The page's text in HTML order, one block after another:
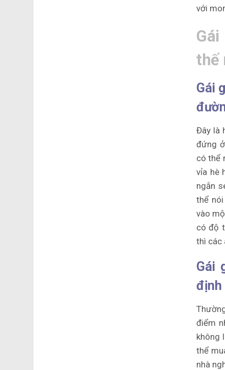
với
thế
Gái
Đây là
đứng
có thể
vỉa hè
ngắn
thể
vào
có độ
thì các
Gái
định
điểm
không
thể
nhà